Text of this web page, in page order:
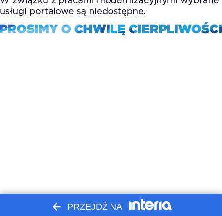
PRZEJDŹ NA